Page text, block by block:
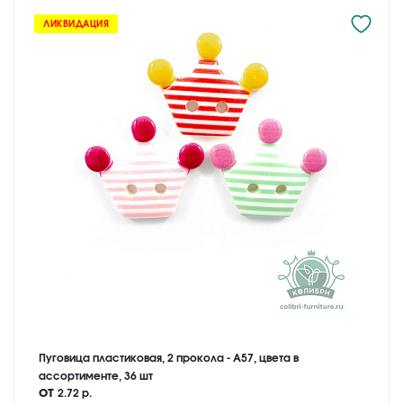
ЛИКВИДАЦИЯ
Пуговица пластиковая, 2 прокола - A57, цвета в
ассортименте, 36 шт
от 2.72 р.